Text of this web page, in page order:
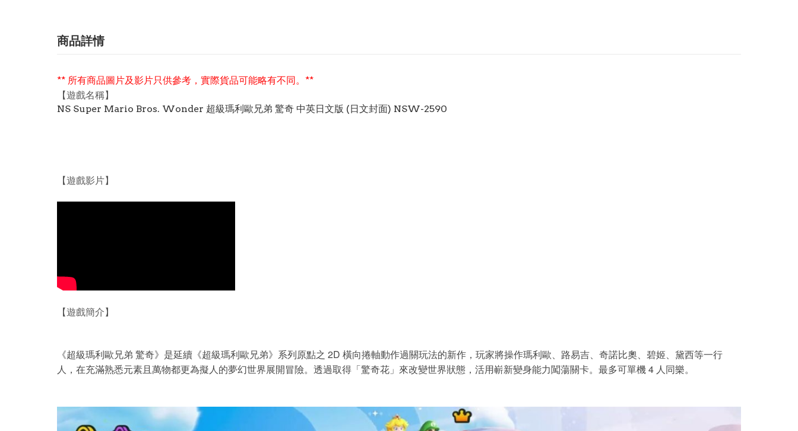
商品詳情
** 所有商品圖片及影片只供參考，實際貨品可能略有不同。**
【遊戲名稱】
NS Super Mario Bros. Wonder 超級瑪利歐兄弟 驚奇 中英日文版 (日文封面) NSW-2590
【遊戲影片】
【遊戲簡介】
《超級瑪利歐兄弟 驚奇》是延續《超級瑪利歐兄弟》系列原點之 2D 橫向捲軸動作過關玩法的新作，玩家將操作瑪利歐、路易吉、奇諾比奧、碧姬、黛西等一行
人，在充滿熟悉元素且萬物都更為擬人的夢幻世界展開冒險。透過取得「驚奇花」來改變世界狀態，活用嶄新變身能力闖蕩關卡。最多可單機 4 人同樂。